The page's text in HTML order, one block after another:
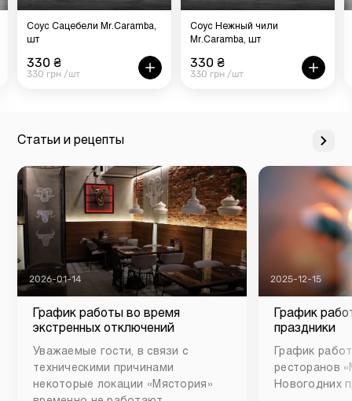
Соус Сацебели Mr.Caramba,
шт
330 ₴
330 грн /шт
Соус Нежный чили
Mr.Caramba, шт
330 ₴
330 грн /шт
Статьи и рецепты
2026-01-14
График работы во время
экстренных отключений
Уважаемые гости, в связи с
техническими причинами
некоторые локации «Мястория»
2025-12-15
График
праздники
График
ресторанов
Новогодних